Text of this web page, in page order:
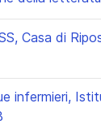
Casa di
infermieri,